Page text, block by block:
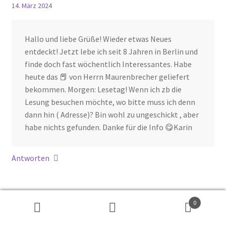
14. März 2024
Hallo und liebe Grüße! Wieder etwas Neues
entdeckt! Jetzt lebe ich seit 8 Jahren in Berlin und
finde doch fast wöchentlich Interessantes. Habe
heute das 📕 von Herrn Maurenbrecher geliefert
bekommen. Morgen: Lesetag! Wenn ich zb die
Lesung besuchen möchte, wo bitte muss ich denn
dann hin ( Adresse)? Bin wohl zu ungeschickt , aber
habe nichts gefunden. Danke für die Info 😋Karin
Antworten
0